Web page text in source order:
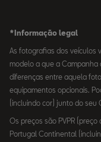
*Informação legal
As fotografias dos veículos
modelo a que a
diferenças entre aquela
equipamentos opcionais.
(incluindo cor) junto do seu
Os preços são PVPR
Portugal Continental